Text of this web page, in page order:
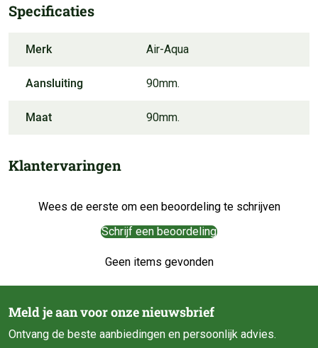
Specificaties
Merk Air-Aqua
Aansluiting 90mm.
Maat 90mm.
Klantervaringen
Wees de eerste om een beoordeling te schrijven
Schrijf een beoordeling
Geen items gevonden
Meld je aan voor onze nieuwsbrief
Ontvang de beste aanbiedingen en persoonlijk advies.